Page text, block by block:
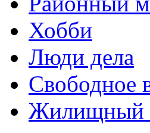
Хобби
Люди дела
Свободное
Жилищный